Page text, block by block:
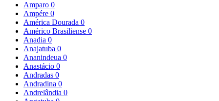
Amparo 0
Ampére 0
América Dourada 0
Américo Brasiliense 0
Anadia 0
Anajatuba 0
Ananindeua 0
Anastácio 0
Andradas 0
Andradina 0
Andrelândia 0